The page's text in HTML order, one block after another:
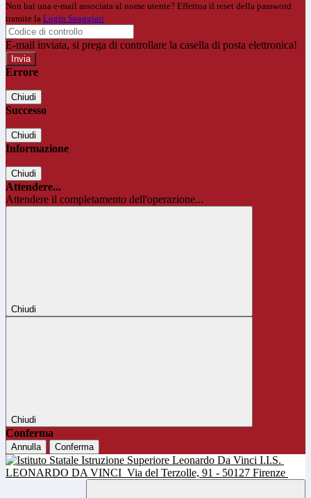
Non hai una e-mail associata al nome utente? Effettua il reset della password
tramite la Login Spaggiari
E-mail inviata, si prega di controllare la casella di posta elettronica!
Errore
Chiudi
Successo
Chiudi
Informazione
Chiudi
Attendere...
Attendere il completamento dell'operazione...
Chiudi
Chiudi
Conferma
Annulla Conferma
I.I.S.
LEONARDO DA VINCI Via del Terzolle, 91 - 50127 Firenze